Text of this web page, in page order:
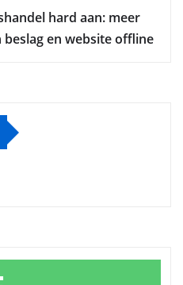
hard aan: meer
en website offline